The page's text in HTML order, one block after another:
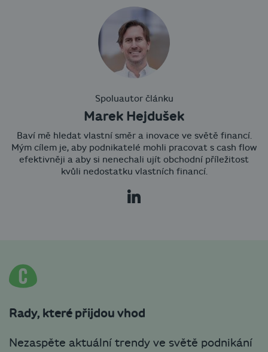
Spoluautor článku
Marek Hejdušek
Baví mě hledat vlastní směr a inovace ve světě financí.
Mým cílem je, aby podnikatelé mohli pracovat s cash flow
efektivněji a aby si nenechali ujít obchodní příležitost
kvůli nedostatku vlastních financí.
Rady, které přijdou vhod
Nezaspěte aktuální trendy ve světě podnikání